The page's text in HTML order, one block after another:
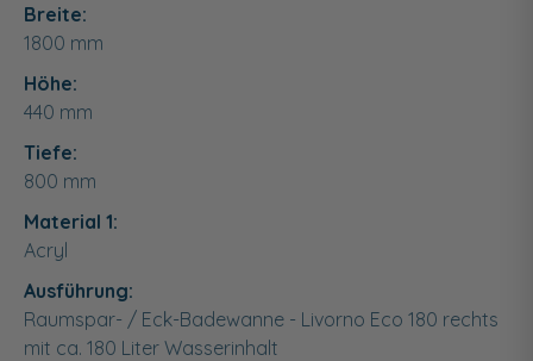
Breite:
1800 mm
Höhe:
440 mm
Tiefe:
800 mm
Material 1:
Acryl
Ausführung:
Raumspar- / Eck-Badewanne - Livorno Eco 180 rechts
mit ca. 180 Liter Wasserinhalt